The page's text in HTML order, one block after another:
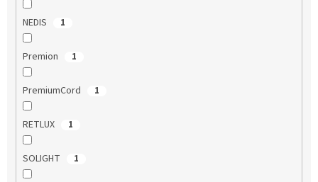
NEDIS 1
Premion 1
PremiumCord 1
RETLUX 1
SOLIGHT 1